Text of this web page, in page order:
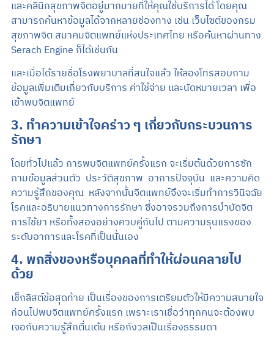
และคลินิกสุขภาพจิตอยู่มากมายที่ให้คุณใช้บริการได้ โดยคุณ
สามารถค้นหาข้อมูลได้จากหลายช่องทาง เช่น เว็บไซต์ของกรม
สุขภาพจิต สมาคมจิตแพทย์แห่งประเทศไทย หรือค้นหาผ่านทาง
Serach Engine ก็ได้เช่นกัน
และเมื่อได้รายชื่อโรงพยาบาลที่สนใจแล้ว ให้ลองโทรสอบถาม
ข้อมูลเพิ่มเติมเกี่ยวกับบริการ ค่าใช้จ่าย และนัดหมายเวลา เพื่อ
เข้าพบจิตแพทย์
3. ทำความเข้าใจคร่าว ๆ เกี่ยวกับกระบวนการ
รักษา
โดยทั่วไปแล้ว การพบจิตแพทย์ครั้งแรก จะเริ่มต้นด้วยการซัก
ถามข้อมูลส่วนตัว ประวัติสุขภาพ อาการปัจจุบัน และความคิด
ความรู้สึกของคุณ หลังจากนั้นจิตแพทย์จึงจะเริ่มทำการวินิจฉัย
โรคและอธิบายแนวทางการรักษา ซึ่งอาจรวมถึงการบำบัดจิต
การใช้ยา หรือทั้งสองอย่างควบคู่กันไป ตามความรุนแรงของ
ระดับอาการและโรคที่เป็นนั่นเอง
4. พกสิ่งของหรือบุคคลที่ทำให้ผ่อนคลายไป
ด้วย
เช็กลิสต์ข้อสุดท้าย เป็นเรื่องของการเตรียมตัวให้มีความสบายใจ
ก่อนไปพบจิตแพทย์ครั้งแรก เพราะเราเชื่อว่าทุกคนจะต้องพบ
เจอกับความรู้สึกตื่นเต้น หรือกังวลเป็นเรื่องธรรมดา